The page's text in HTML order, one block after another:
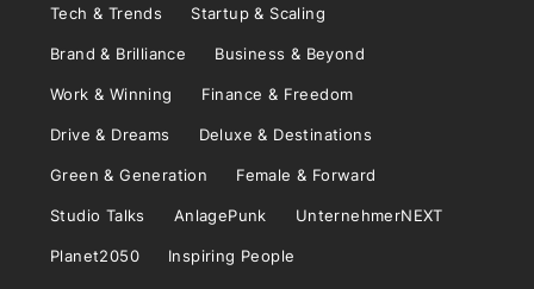
Tech & Trends Startup & Scaling
Brand & Brilliance Business & Beyond
Work & Winning Finance & Freedom
Drive & Dreams Deluxe & Destinations
Green & Generation Female & Forward
Studio Talks AnlagePunk UnternehmerNEXT
Planet2050 Inspiring People